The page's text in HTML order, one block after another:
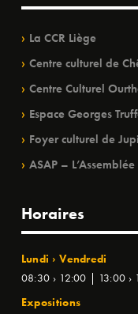
La CCR Liège
Centre culturel de
Centre Culturel
Espace Georges
Foyer culturel de
ASAP –
Horaires
Lundi › Vendredi
08:30 › 12:00 | 13:00 ›
Expositions